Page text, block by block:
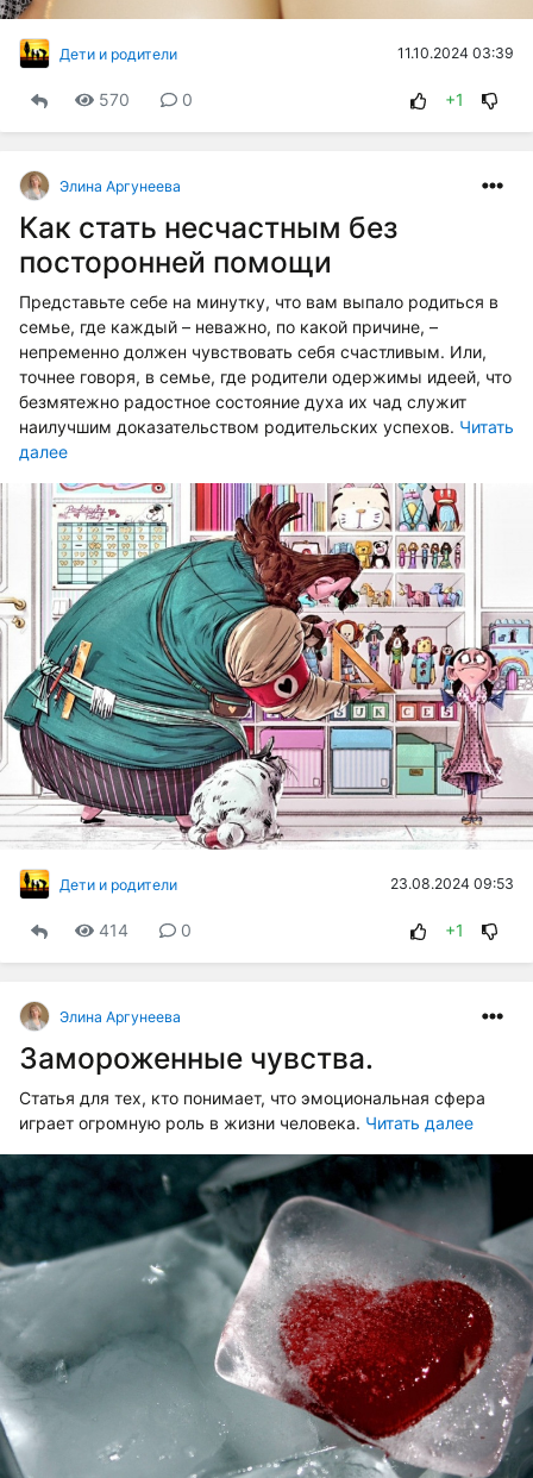
Дети и родители 11.10.2024 03:39
570 0 +1
Элина Аргунеева
Как стать несчастным без
посторонней помощи
Представьте себе на минутку, что вам выпало родиться в
семье, где каждый – неважно, по какой причине, –
непременно должен чувствовать себя счастливым. Или,
точнее говоря, в семье, где родители одержимы идеей, что
безмятежно радостное состояние духа их чад служит
наилучшим доказательством родительских успехов. Читать
далее
Дети и родители 23.08.2024 09:53
414 0 +1
Элина Аргунеева
Замороженные чувства.
Статья для тех, кто понимает, что эмоциональная сфера
играет огромную роль в жизни человека. Читать далее